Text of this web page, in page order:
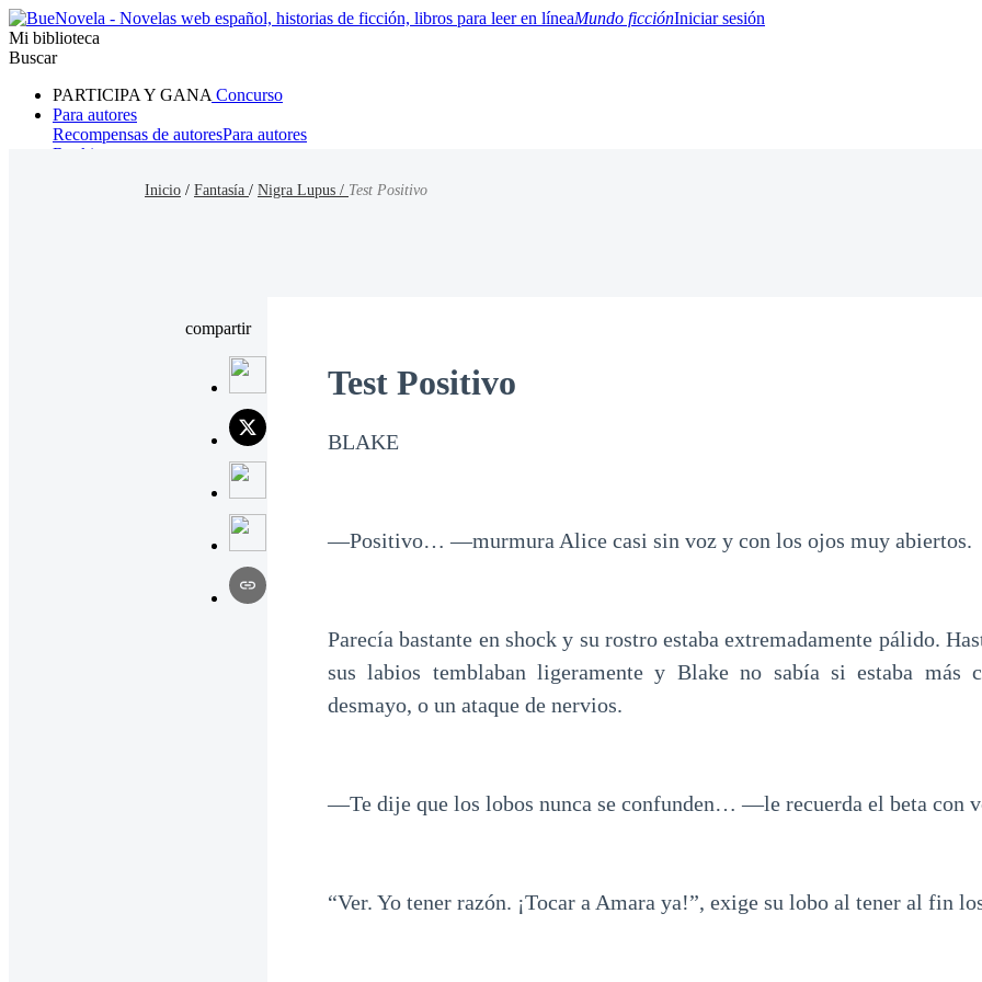
Mundo ficciónIniciar sesión
Mi biblioteca
Buscar
PARTICIPA Y GANA Concurso
Para autores
Recompensas de autoresPara autores
Ranking
Inicio / Fantasía / Nigra Lupus / Test Positivo
compartir
Test Positivo
BLAKE
—Positivo… —murmura Alice casi sin voz y con los ojos muy abiertos.
Parecía bastante en shock y su rostro estaba extremadamente pálido.
sus labios temblaban ligeramente y Blake no sabía si estaba más
desmayo, o un ataque de nervios.
—Te dije que los lobos nunca se confunden… —le recuerda el beta con
“Ver. Yo tener razón. ¡Tocar a Amara ya!”, exige su lobo al tener al fin